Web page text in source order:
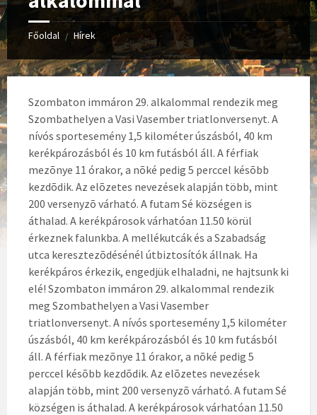
Főoldal / Hírek
Szombaton immáron 29. alkalommal rendezik meg
Szombathelyen a Vasi Vasember triatlonversenyt. A
nívós sportesemény 1,5 kilométer úszásból, 40 km
kerékpározásból és 10 km futásból áll. A férfiak
mezõnye 11 órakor, a nõké pedig 5 perccel késõbb
kezdõdik. Az elõzetes nevezések alapján több, mint
200 versenyzõ várható. A futam Sé községen is
áthalad. A kerékpárosok várhatóan 11.50 körül
érkeznek falunkba. A mellékutcák és a Szabadság
utca keresztezõdésénél útbiztosítók állnak. Ha
kerékpáros érkezik, engedjük elhaladni, ne hajtsunk ki
elé! Szombaton immáron 29. alkalommal rendezik
meg Szombathelyen a Vasi Vasember
triatlonversenyt. A nívós sportesemény 1,5 kilométer
úszásból, 40 km kerékpározásból és 10 km futásból
áll. A férfiak mezõnye 11 órakor, a nõké pedig 5
perccel késõbb kezdõdik. Az elõzetes nevezések
alapján több, mint 200 versenyzõ várható. A futam Sé
községen is áthalad. A kerékpárosok várhatóan 11.50